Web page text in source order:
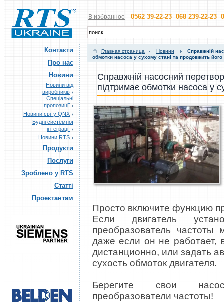
В избранное 0562 39-22-23 068 239-22-23
Контакти
Про нас
Новини
Новини від
виробників
Спеціальні
пропозиції
Новини світу QNX
Будні системної
інтеграції
Новини RTS
Продукти
Послуги
Зроблено у RTS
Статті
Проектантам
Главная страница Новини
Справжній
обмотки насоса у сухому стані та продовжить його
Справжній насосний
підтримає обмотки насоса у
Просто включите функцию
Если двигатель
преобразователь частоты
даже если он не работает,
дистанционно, или задать
сухость обмоток двигателя.
Берегите свои
преобразователи частоты!